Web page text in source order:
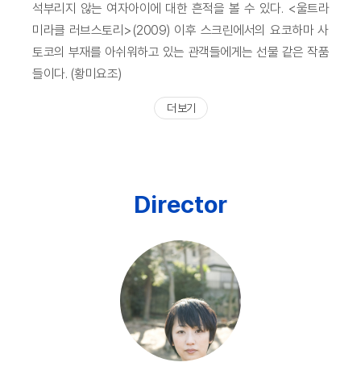
석부리지 않는 여자아이에 대한 흔적을 볼 수 있다. <울트라
미라클 러브스토리>(2009) 이후 스크린에서의 요코하마 사
토코의 부재를 아쉬워하고 있는 관객들에게는 선물 같은 작품
들이다. (황미요조)
더 보기
Director